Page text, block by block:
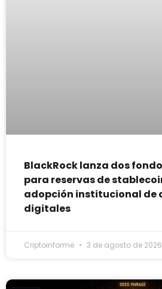
BlackRock lanza dos
para reservas de
adopción institucional de
digitales
Criptoinforme 3 de agosto de 2026